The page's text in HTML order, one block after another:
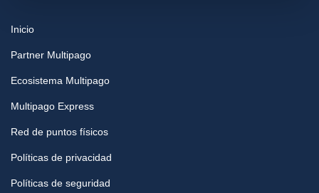
Inicio
Partner Multipago
Ecosistema Multipago
Multipago Express
Red de puntos físicos
Políticas de privacidad
Políticas de seguridad